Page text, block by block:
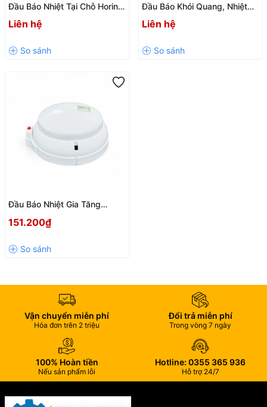
Đầu Báo Nhiệt Tại Chỗ Horing
NQ3F (CE) – Pin Tuổi Thọ 10
Năm
Liên hệ
Đầu Báo Khói Quang, Nhiệt
Địa Chỉ Horing
QA01/QA05/QA06
Liên hệ
Đầu Báo Nhiệt Gia Tăng
Định, Chính Hãng Đài Loan
151.200₫
Vận chuyển miễn phí
Hóa đơn trên 2 triệu
Đổi trả miễn phí
Trong vòng 7 ngày
100% Hoàn tiền
Nếu sản phẩm lỗi
Hotline: 0355 365 936
Hỗ trợ 24/7